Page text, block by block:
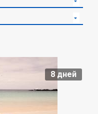
8 дней